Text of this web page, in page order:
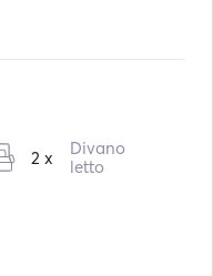
2 x
Divano
letto